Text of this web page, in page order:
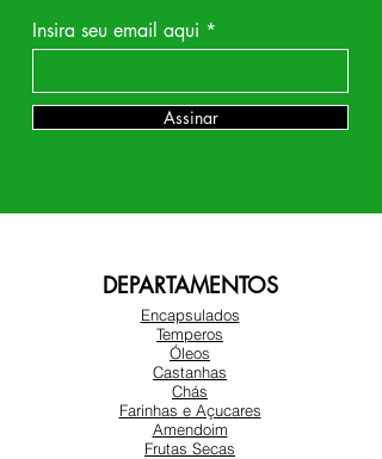
Insira seu email aqui
Assinar
DEPARTAMENTOS
Encapsulados
Temperos
Óleos
Castanhas
Chás
Farinhas e Açucares
Amendoim
Frutas Secas